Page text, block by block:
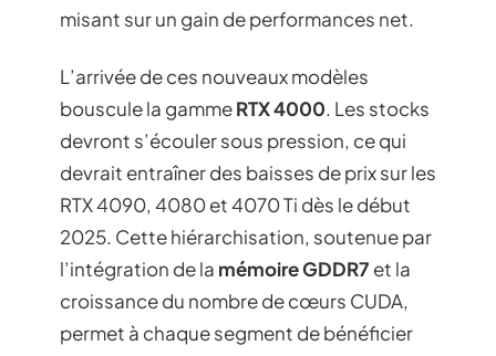
misant sur un gain de performances net.
L’arrivée de ces nouveaux modèles
bouscule la gammeRTX 4000. Les stocks
devront s’écouler sous pression, ce qui
devrait entraîner des baisses de prix sur les
RTX 4090, 4080 et 4070 Ti dès le début
2025. Cette hiérarchisation, soutenue par
l’intégration de la mémoire GDDR7 et la
croissance du nombre de cœurs CUDA,
permet à chaque segment de bénéficier